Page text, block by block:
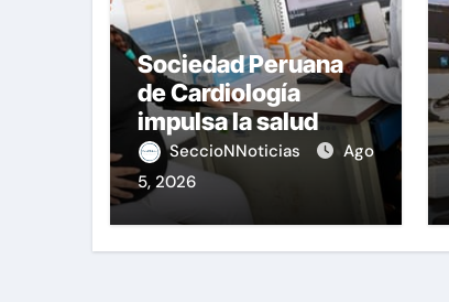
Sociedad Peruana
de Cardiología
impulsa la salud
materna
SeccioNNoticias
Ago
5, 2026